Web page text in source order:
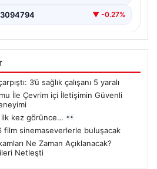
3094794 ▼ -0.27%
3’ü sağlık çalışanı 5 yaralı
İle Çevrim içi İletişimin Güvenli
ilk kez görünce…
film sinemaseverlerle buluşacak
Ne Zaman Açıklanacak?
Netleşti